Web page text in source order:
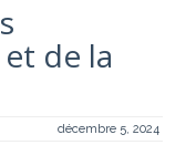
de la
décembre 5, 2024